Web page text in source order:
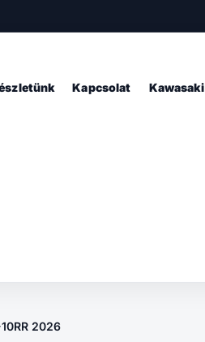
Kapcsolat Kawasaki
2026